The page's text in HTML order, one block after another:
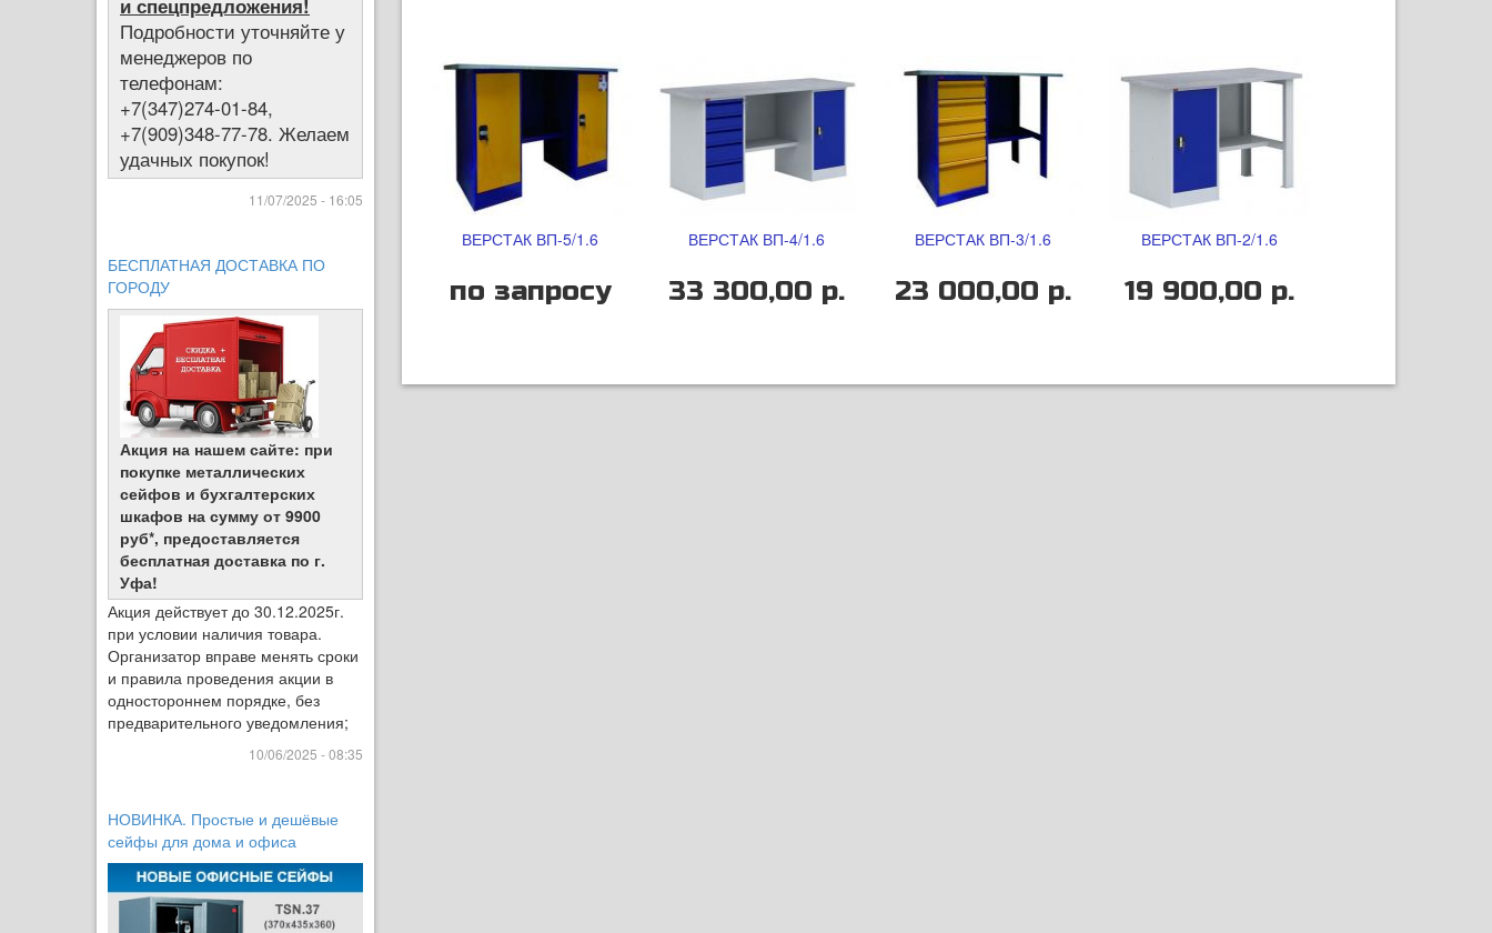
и спецпредложения!
Подробности уточняйте у
менеджеров по
телефонам:
+7(347)274-01-84,
+7(909)348-77-78. Желаем
удачных покупок!
11/07/2025 - 16:05
БЕСПЛАТНАЯ ДОСТАВКА ПО
ГОРОДУ
Акция на нашем сайте: при
покупке металлических
сейфов и бухгалтерских
шкафов на сумму от 9900
руб*, предоставляется
бесплатная доставка по г.
Уфа!
Акция действует до 30.12.2025г.
при условии наличия товара.
Организатор вправе менять сроки
и правила проведения акции в
одностороннем порядке, без
предварительного уведомления;
10/06/2025 - 08:35
НОВИНКА. Простые и дешёвые
сейфы для дома и офиса
ВЕРСТАК ВП-5/1.6
по запросу
ВЕРСТАК ВП-4/1.6
33 300,00 р.
ВЕРСТАК ВП-3/1.6
23 000,00 р.
ВЕРСТАК ВП-2/1.6
19 900,00 р.